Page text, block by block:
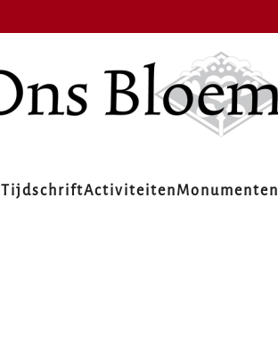
TijdschriftActiviteitenMonumenten